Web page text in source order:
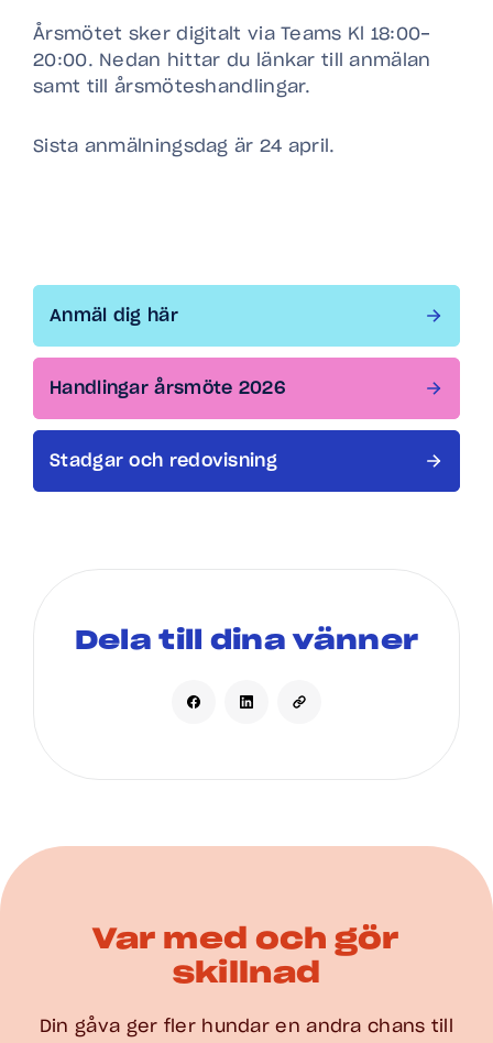
Årsmötet sker digitalt via Teams Kl 18:00-
20:00. Nedan hittar du länkar till anmälan
samt till årsmöteshandlingar.
Sista anmälningsdag är 24 april.
Anmäl dig här
Handlingar årsmöte 2026
Stadgar och redovisning
Dela till dina vänner
Var med och gör
skillnad
Din gåva ger fler hundar en andra chans till